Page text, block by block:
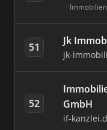
51 Jk
jk-
52
GmbH
if-